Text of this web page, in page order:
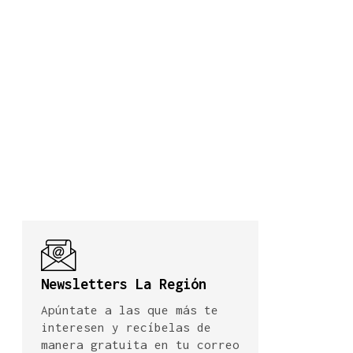
Newsletters La Región
Apúntate a las que más te
interesen y recíbelas de
manera gratuita en tu correo